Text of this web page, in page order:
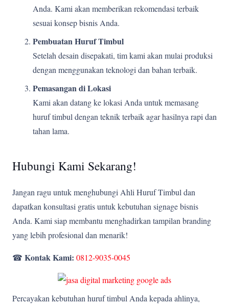
Anda. Kami akan memberikan rekomendasi terbaik
sesuai konsep bisnis Anda.
Pembuatan Huruf Timbul
Setelah desain disepakati, tim kami akan mulai produksi
dengan menggunakan teknologi dan bahan terbaik.
Pemasangan di Lokasi
Kami akan datang ke lokasi Anda untuk memasang
huruf timbul dengan teknik terbaik agar hasilnya rapi dan
tahan lama.
Hubungi Kami Sekarang!
Jangan ragu untuk menghubungi Ahli Huruf Timbul dan
dapatkan konsultasi gratis untuk kebutuhan signage bisnis
Anda. Kami siap membantu menghadirkan tampilan branding
yang lebih profesional dan menarik!
☎ Kontak Kami: 0812-9035-0045
Percayakan kebutuhan huruf timbul Anda kepada ahlinya,